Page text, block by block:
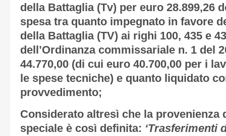
della Battaglia (Tv) per euro 28.899,26
spesa tra quanto impegnato in favore
della Battaglia (TV) ai righi 100, 435 e
dell’Ordinanza commissariale n. 1 del
44.770,00 (di cui euro 40.700,00 per i
le spese tecniche) e quanto liquidato
provvedimento;
Considerato altresì che la provenienza
speciale è così definita: ‘Trasferimenti